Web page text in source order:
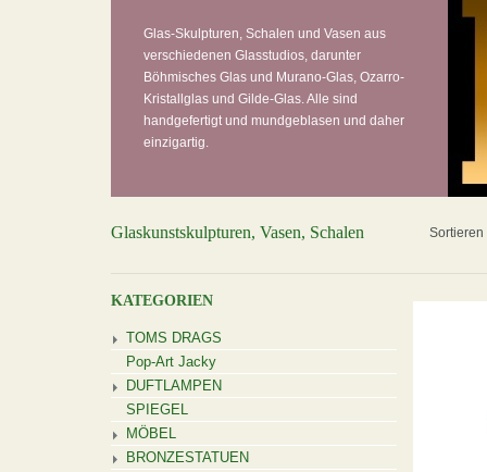
Glas-Skulpturen, Schalen und Vasen aus
verschiedenen Glasstudios, darunter
Böhmisches Glas und Murano-Glas, Ozarro-
Kristallglas und Gilde-Glas. Alle sind
handgefertigt und mundgeblasen und daher
einzigartig.
Glaskunstskulpturen, Vasen, Schalen Sortieren
KATEGORIEN
TOMS DRAGS
Pop-Art Jacky
DUFTLAMPEN
SPIEGEL
MÖBEL
BRONZESTATUEN